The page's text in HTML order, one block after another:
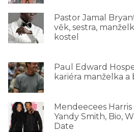
Pastor Jamal
věk, sestra,
kostel
Paul Edward
kariéra manželka a
Mendeecees
Yandy Smith, Bio,
Date